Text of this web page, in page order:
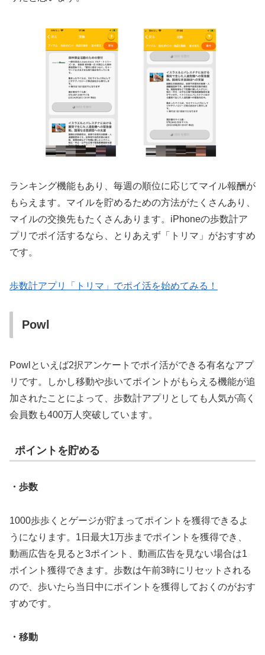
ランキング機能もあり、毎週の順位に応じてマイル報酬が
もらえます。マイルを貯めるための方法がたくさんあり、
マイルの交換先もたくさんあります。iPhoneの歩数計ア
プリでポイ活するなら、とりあえず「トリマ」がおすすめ
です。
歩数計アプリ「トリマ」でポイ活を始めてみる！
Powl
Powlといえば2択アンケートでポイ活ができる有名なアプ
リです。しかし移動や歩いてポイントがもらえる機能が追
加されたことによって、歩数計アプリとしても人気が高く
会員数も400万人突破しています。
ポイントを貯める
・歩数
1000歩歩くとゲージが貯まってポイントを獲得できるよ
うになります。1日最大1万歩までポイントを獲得でき、
動画広告を見ると3ポイント、動画広告を見ない場合は1
ポイント獲得できます。歩数は午前3時にリセットされる
ので、歩いたら当日中にポイントを獲得しておくのがおす
すめです。
・移動